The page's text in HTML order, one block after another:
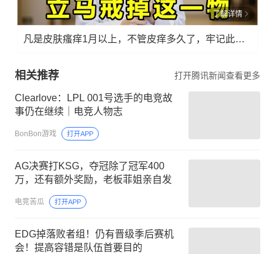
了解详情
凡是皮肤瘙痒1月以上，不管皮痒多久了，牢记此法，快！准！狠！
相关推荐 打开腾讯新闻查看更多
Clearlove：LPL 001号选手的电竞故
事仍在继续｜电竞人物志
BonBon游戏 打开APP
AG决赛打KSG，夺冠除了冠军400
万，还有额外奖励，老板菲姐亲自发
电竞苦瓜 打开APP
EDG掉落败者组！仍有晋级季后赛机
会！提高容错是队伍首要目的